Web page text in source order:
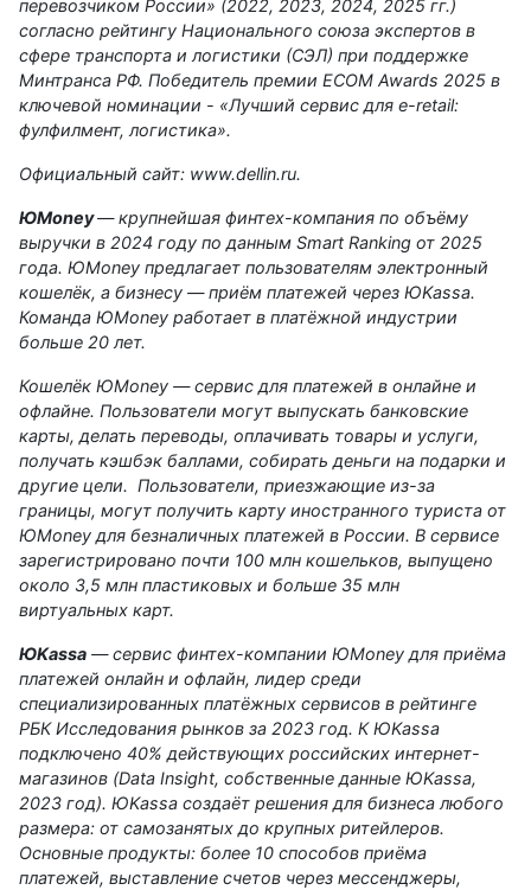
перевозчиком России» (2022, 2023, 2024, 2025 гг.)
согласно рейтингу Национального союза экспертов в
сфере транспорта и логистики (СЭЛ) при поддержке
Минтранса РФ. Победитель премии ECOM Awards 2025 в
ключевой номинации - «Лучший сервис для e-retail:
фулфилмент, логистика».
Официальный сайт: www.dellin.ru.
ЮMoney— крупнейшая финтех-компания по объёму
выручки в 2024 году по данным Smart Ranking от 2025
года. ЮMoney предлагает пользователям электронный
кошелёк, а бизнесу — приём платежей через ЮKassa.
Команда ЮMoney работает в платёжной индустрии
больше 20 лет.
Кошелёк ЮMoney — сервис для платежей в онлайне и
офлайне. Пользователи могут выпускать банковские
карты, делать переводы, оплачивать товары и услуги,
получать кэшбэк баллами, собирать деньги на подарки и
другие цели. Пользователи, приезжающие из-за
границы, могут получить карту иностранного туриста от
ЮMoney для безналичных платежей в России. В сервисе
зарегистрировано почти 100 млн кошельков, выпущено
около 3,5 млн пластиковых и больше 35 млн
виртуальных карт.
ЮKassa — сервис финтех-компании ЮMoney для приёма
платежей онлайн и офлайн, лидер среди
специализированных платёжных сервисов в рейтинге
РБК Исследования рынков за 2023 год. К ЮKassa
подключено 40% действующих российских интернет-
магазинов (Data Insight, собственные данные ЮKassa,
2023 год). ЮKassa создаёт решения для бизнеса любого
размера: от самозанятых до крупных ритейлеров.
Основные продукты: более 10 способов приёма
платежей, выставление счетов через мессенджеры,